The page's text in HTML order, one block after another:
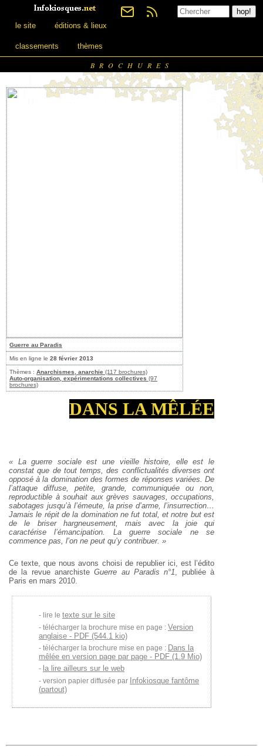
le site éditions & lieux
classements thèmes
BROCHURES
Guerre au Paradis
Mis en ligne le 28 février 2013
Thèmes : Anarchismes, anarchie (117 brochures)
Auto-organisation, expérimentations collectives (97
brochures)
DANS LA MÊLÉE
« La guerre sociale est une vieille histoire, elle est le
constat que de tout temps, des conflictualités diverses ont
opposé à la domination des formes de réponses variées. De
l’attaque diffuse, petite, grande, communiquée ou non,
reproductible à souhait aux grèves sauvages, occupations,
sabotages jusqu’à l’émeute, la prise d’arme, l’insurrection…
Jamais le répit de la domination ne fut total, et notre but est
de le briser hargneusement, mais avec la joie qui
caractérise l’émancipation. La guerre sociale ne se
commence pas, l’on ne peut qu’y contribuer. »
Ce texte, que nous avons choisi de republier ici, est l’édito
de la revue anarchisteGuerre au Paradis n°1, publiée à
Paris en mars 2010.
lire le texte sur le site
télécharger la brochure mise en page : Version
anglaise - PDF (544.1 kio)
télécharger la brochure mise en page : Dans la
mêlée en version page par page - PDF (1.9 Mio)
la lire ailleurs sur le web
version papier diffusée par Infokiosque fantôme
(partout)